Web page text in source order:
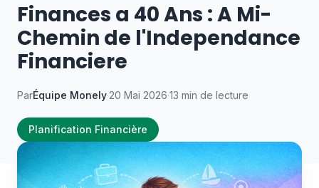
Finances a 40 Ans : A Mi-
Chemin de l'Independance
Financiere
ParÉquipe Monely·20 Mai 2026·13 min de lecture
Planification Financière